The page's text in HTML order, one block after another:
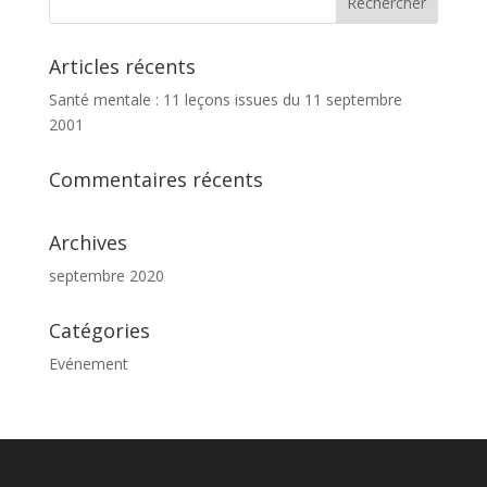
Articles récents
Santé mentale : 11 leçons issues du 11 septembre
2001
Commentaires récents
Archives
septembre 2020
Catégories
Evénement